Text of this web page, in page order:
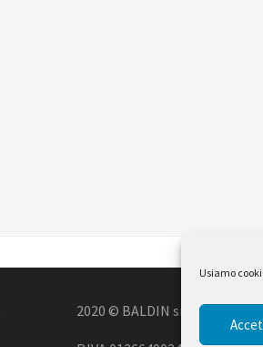
Usiamo
2020 © BALDIN srl